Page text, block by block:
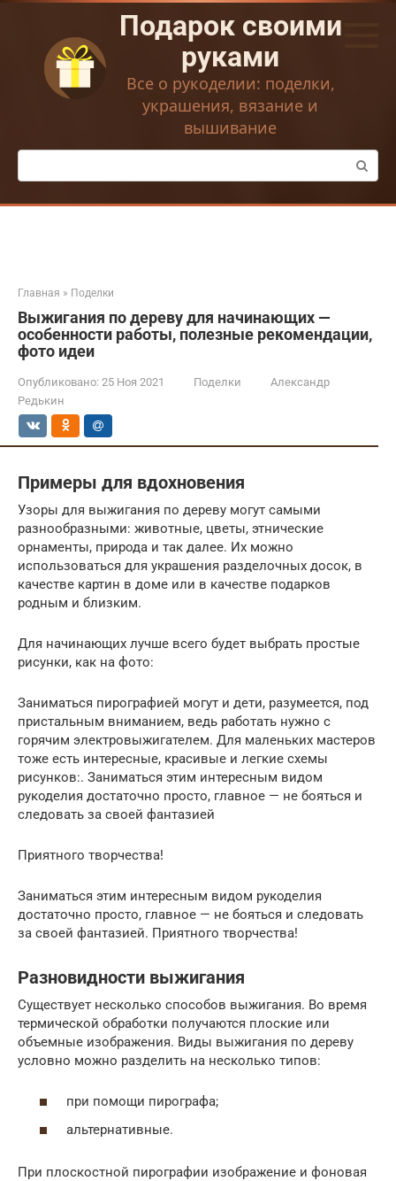
Перейти
контенту
Подарок своими
руками
Все о рукоделии: поделки,
украшения, вязание и
вышивание
Поиск:
Главная » Поделки
Выжигания по дереву для начинающих —
особенности работы, полезные рекомендации,
фото идеи
Опубликовано: 25 Ноя 2021 Поделки
Александр
Редькин
Примеры для вдохновения
Узоры для выжигания по дереву могут самыми
разнообразными: животные, цветы, этнические
орнаменты, природа и так далее. Их можно
использоваться для украшения разделочных досок, в
качестве картин в доме или в качестве подарков
родным и близким.
Для начинающих лучше всего будет выбрать простые
рисунки, как на фото:
Заниматься пирографией могут и дети, разумеется, под
пристальным вниманием, ведь работать нужно с
горячим электровыжигателем. Для маленьких мастеров
тоже есть интересные, красивые и легкие схемы
рисунков:. Заниматься этим интересным видом
рукоделия достаточно просто, главное — не бояться и
следовать за своей фантазией
Приятного творчества!
Заниматься этим интересным видом рукоделия
достаточно просто, главное — не бояться и следовать
за своей фантазией. Приятного творчества!
Разновидности выжигания
Существует несколько способов выжигания. Во время
термической обработки получаются плоские или
объемные изображения. Виды выжигания по дереву
условно можно разделить на несколько типов:
при помощи пирографа;
альтернативные.
При плоскостной пирографии изображение и фоновая